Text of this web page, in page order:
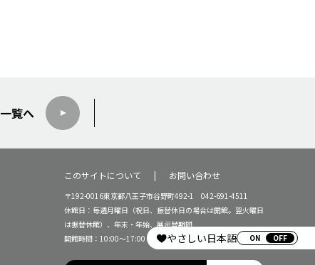
やさしい日本語 ON
一覧へ
このサイトについて お問い合わせ
〒192-0016東京都八王子市谷野町492-1 042-691-4511
休館日：毎週月曜日（祝日、振替休日の場合は開館。翌火曜日
は振替休館）、年末・年始、展示替期間
開館時間：10:00～17:00（16:30受付終了）